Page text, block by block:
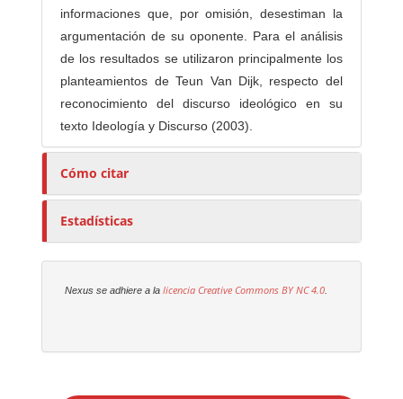
informaciones que, por omisión, desestiman la
argumentación de su oponente. Para el análisis
de los resultados se utilizaron principalmente los
planteamientos de Teun Van Dijk, respecto del
reconocimiento del discurso ideológico en su
texto Ideología y Discurso (2003).
Cómo citar
Estadísticas
Nexus se adhiere a lalicencia Creative CommonsBY NC 4.0.